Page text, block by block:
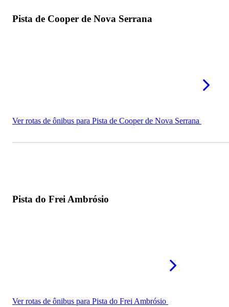
Pista de Cooper de Nova Serrana
Ver rotas de ônibus para Pista de Cooper de Nova Serrana
Pista do Frei Ambrósio
Ver rotas de ônibus para Pista do Frei Ambrósio